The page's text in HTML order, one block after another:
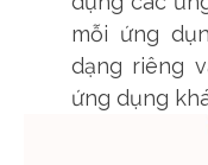
mỗi ứng
dạng riêng
ứng dụng